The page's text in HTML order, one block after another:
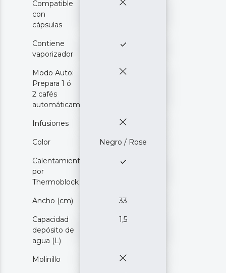
Compatible
con
cápsulas
Contiene
vaporizador
Modo Auto:
Prepara 1 ó
2 cafés
automáticamente
Infusiones
Color Negro / Rose
Calentamiento
por
Thermoblock
Ancho (cm) 33
Capacidad
depósito de
agua (L)
1,5
Molinillo